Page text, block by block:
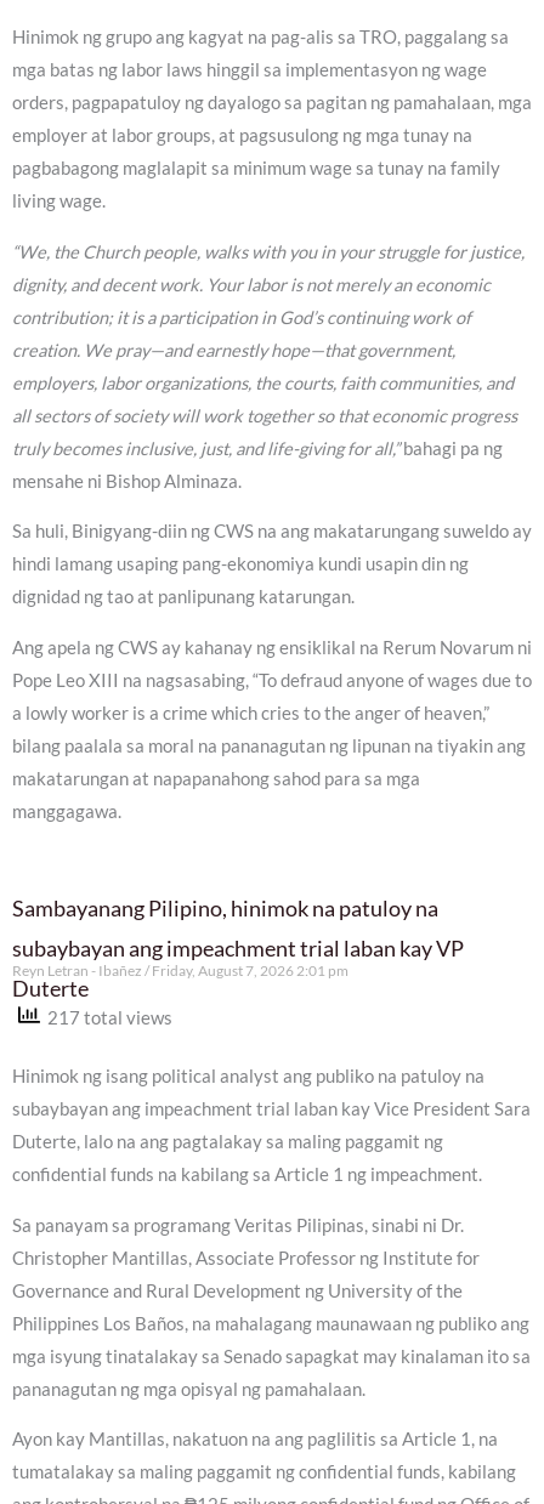
Hinimok ng grupo ang kagyat na pag-alis sa TRO, paggalang sa
mga batas ng labor laws hinggil sa implementasyon ng wage
orders, pagpapatuloy ng dayalogo sa pagitan ng pamahalaan, mga
employer at labor groups, at pagsusulong ng mga tunay na
pagbabagong maglalapit sa minimum wage sa tunay na family
living wage.
“We, the Church people, walks with you in your struggle for justice,
dignity, and decent work. Your labor is not merely an economic
contribution; it is a participation in God’s continuing work of
creation. We pray—and earnestly hope—that government,
employers, labor organizations, the courts, faith communities, and
all sectors of society will work together so that economic progress
truly becomes inclusive, just, and life-giving for all,”bahagi pa ng
mensahe ni Bishop Alminaza.
Sa huli, Binigyang-diin ng CWS na ang makatarungang suweldo ay
hindi lamang usaping pang-ekonomiya kundi usapin din ng
dignidad ng tao at panlipunang katarungan.
Ang apela ng CWS ay kahanay ng ensiklikal na Rerum Novarum ni
Pope Leo XIII na nagsasabing, “To defraud anyone of wages due to
a lowly worker is a crime which cries to the anger of heaven,”
bilang paalala sa moral na pananagutan ng lipunan na tiyakin ang
makatarungan at napapanahong sahod para sa mga
manggagawa.
Sambayanang Pilipino, hinimok na patuloy na
subaybayan ang impeachment trial laban kay VP
Duterte
Reyn Letran - Ibañez Friday, August 7, 2026 2:01 pm
217 total views
Hinimok ng isang political analyst ang publiko na patuloy na
subaybayan ang impeachment trial laban kay Vice President Sara
Duterte, lalo na ang pagtalakay sa maling paggamit ng
confidential funds na kabilang sa Article 1 ng impeachment.
Sa panayam sa programang Veritas Pilipinas, sinabi ni Dr.
Christopher Mantillas, Associate Professor ng Institute for
Governance and Rural Development ng University of the
Philippines Los Baños, na mahalagang maunawaan ng publiko ang
mga isyung tinatalakay sa Senado sapagkat may kinalaman ito sa
pananagutan ng mga opisyal ng pamahalaan.
Ayon kay Mantillas, nakatuon na ang paglilitis sa Article 1, na
tumatalakay sa maling paggamit ng confidential funds, kabilang